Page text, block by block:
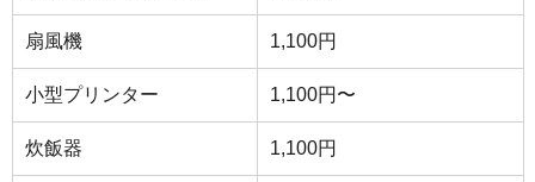
扇風機 1,100円
小型プリンター 1,100円〜
炊飯器 1,100円